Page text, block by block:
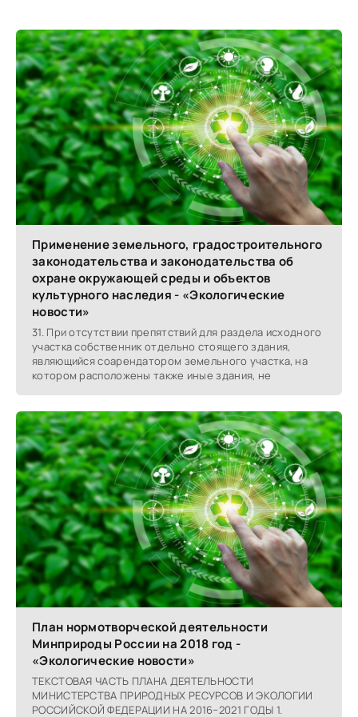
Применение земельного, градостроительного
законодательства и законодательства об
охране окружающей среды и объектов
культурного наследия - «Экологические
новости»
31. При отсутствии препятствий для раздела исходного
участка собственник отдельно стоящего здания,
являющийся соарендатором земельного участка, на
котором расположены также иные здания, не
План нормотворческой деятельности
Минприроды России на 2018 год -
«Экологические новости»
ТЕКСТОВАЯ ЧАСТЬ ПЛАНА ДЕЯТЕЛЬНОСТИ
МИНИСТЕРСТВА ПРИРОДНЫХ РЕСУРСОВ И ЭКОЛОГИИ
РОССИЙСКОЙ ФЕДЕРАЦИИ НА 2016−2021 ГОДЫ 1.